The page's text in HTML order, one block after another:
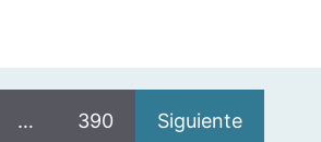
… 390 Siguiente